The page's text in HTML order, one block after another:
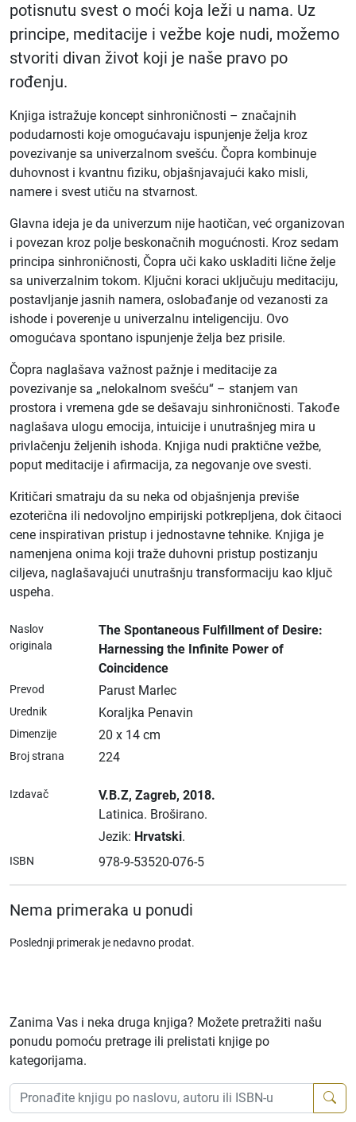
potisnutu svest o moći koja leži u nama. Uz
principe, meditacije i vežbe koje nudi, možemo
stvoriti divan život koji je naše pravo po
rođenju.
Knjiga istražuje koncept sinhroničnosti – značajnih
podudarnosti koje omogućavaju ispunjenje želja kroz
povezivanje sa univerzalnom svešću. Čopra kombinuje
duhovnost i kvantnu fiziku, objašnjavajući kako misli,
namere i svest utiču na stvarnost.
Glavna ideja je da univerzum nije haotičan, već organizovan
i povezan kroz polje beskonačnih mogućnosti. Kroz sedam
principa sinhroničnosti, Čopra uči kako uskladiti lične želje
sa univerzalnim tokom. Ključni koraci uključuju meditaciju,
postavljanje jasnih namera, oslobađanje od vezanosti za
ishode i poverenje u univerzalnu inteligenciju. Ovo
omogućava spontano ispunjenje želja bez prisile.
Čopra naglašava važnost pažnje i meditacije za
povezivanje sa „nelokalnom svešću“ – stanjem van
prostora i vremena gde se dešavaju sinhroničnosti. Takođe
naglašava ulogu emocija, intuicije i unutrašnjeg mira u
privlačenju željenih ishoda. Knjiga nudi praktične vežbe,
poput meditacije i afirmacija, za negovanje ove svesti.
Kritičari smatraju da su neka od objašnjenja previše
ezoterična ili nedovoljno empirijski potkrepljena, dok čitaoci
cene inspirativan pristup i jednostavne tehnike. Knjiga je
namenjena onima koji traže duhovni pristup postizanju
ciljeva, naglašavajući unutrašnju transformaciju kao ključ
uspeha.
Naslov
originala
The Spontaneous Fulfillment of Desire:
Harnessing the Infinite Power of
Coincidence
Prevod Parust Marlec
Urednik Koraljka Penavin
Dimenzije 20 x 14 cm
Broj strana 224
Izdavač V.B.Z, Zagreb, 2018.
Latinica. Broširano.
Jezik: Hrvatski.
ISBN 978-9-53520-076-5
Nema primeraka u ponudi
Poslednji primerak je nedavno prodat.
Zanima Vas i neka druga knjiga? Možete pretražiti našu
ponudu pomoću pretrage ili prelistati knjige po
kategorijama.